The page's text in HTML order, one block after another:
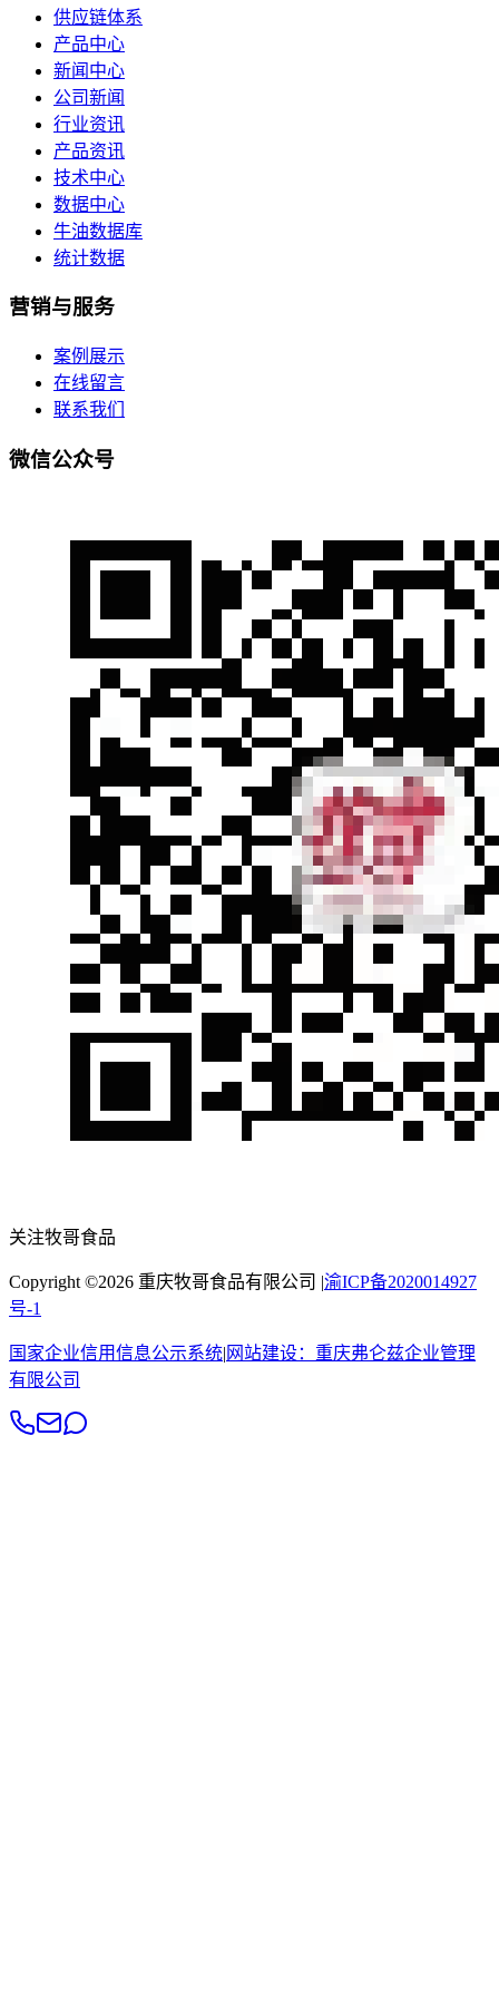
供应链体系
产品中心
新闻中心
公司新闻
行业资讯
产品资讯
技术中心
数据中心
牛油数据库
统计数据
营销与服务
案例展示
在线留言
联系我们
微信公众号
关注牧哥食品
Copyright ©2026 重庆牧哥食品有限公司 |渝ICP备2020014927
号-1
国家企业信用信息公示系统| 网站建设： 重庆弗仑兹企业管理
有限公司